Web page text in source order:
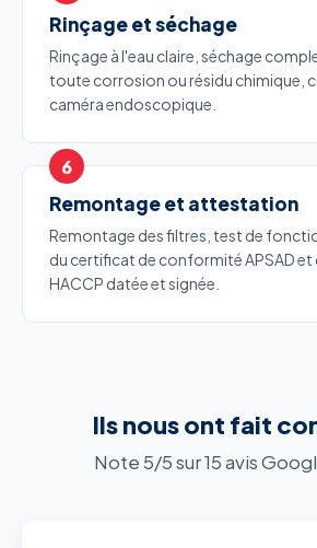
Rinçage et séchage
Rinçage à l'eau claire, séchage
toute corrosion ou résidu chimique,
caméra endoscopique.
Remontage et attestation
Remontage des filtres, test de
du certificat de conformité APSAD
HACCP datée et signée.
Ils nous ont fait
Note 5/5 sur 15 avis